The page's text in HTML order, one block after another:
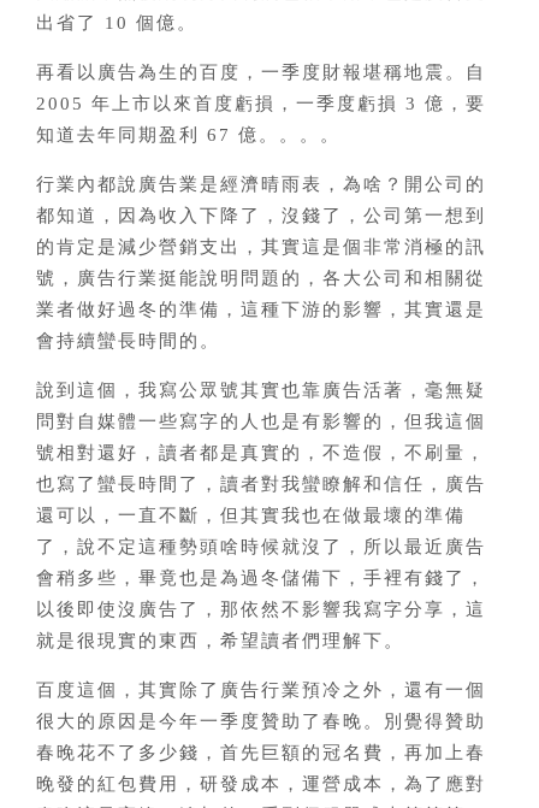
出省了 10 個億。
再看以廣告為生的百度，一季度財報堪稱地震。自
2005 年上市以來首度虧損，一季度虧損 3 億，要
知道去年同期盈利 67 億。。。。
行業內都說廣告業是經濟晴雨表，為啥？開公司的
都知道，因為收入下降了，沒錢了，公司第一想到
的肯定是減少營銷支出，其實這是個非常消極的訊
號，廣告行業挺能說明問題的，各大公司和相關從
業者做好過冬的準備，這種下游的影響，其實還是
會持續蠻長時間的。
說到這個，我寫公眾號其實也靠廣告活著，毫無疑
問對自媒體一些寫字的人也是有影響的，但我這個
號相對還好，讀者都是真實的，不造假，不刷量，
也寫了蠻長時間了，讀者對我蠻瞭解和信任，廣告
還可以，一直不斷，但其實我也在做最壞的準備
了，說不定這種勢頭啥時候就沒了，所以最近廣告
會稍多些，畢竟也是為過冬儲備下，手裡有錢了，
以後即使沒廣告了，那依然不影響我寫字分享，這
就是很現實的東西，希望讀者們理解下。
百度這個，其實除了廣告行業預冷之外，還有一個
很大的原因是今年一季度贊助了春晚。別覺得贊助
春晚花不了多少錢，首先巨額的冠名費，再加上春
晚發的紅包費用，研發成本，運營成本，為了應對